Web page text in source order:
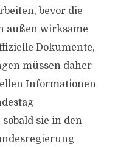
bevor die
außen wirksame
Dokumente,
müssen daher
Informationen
sie in den